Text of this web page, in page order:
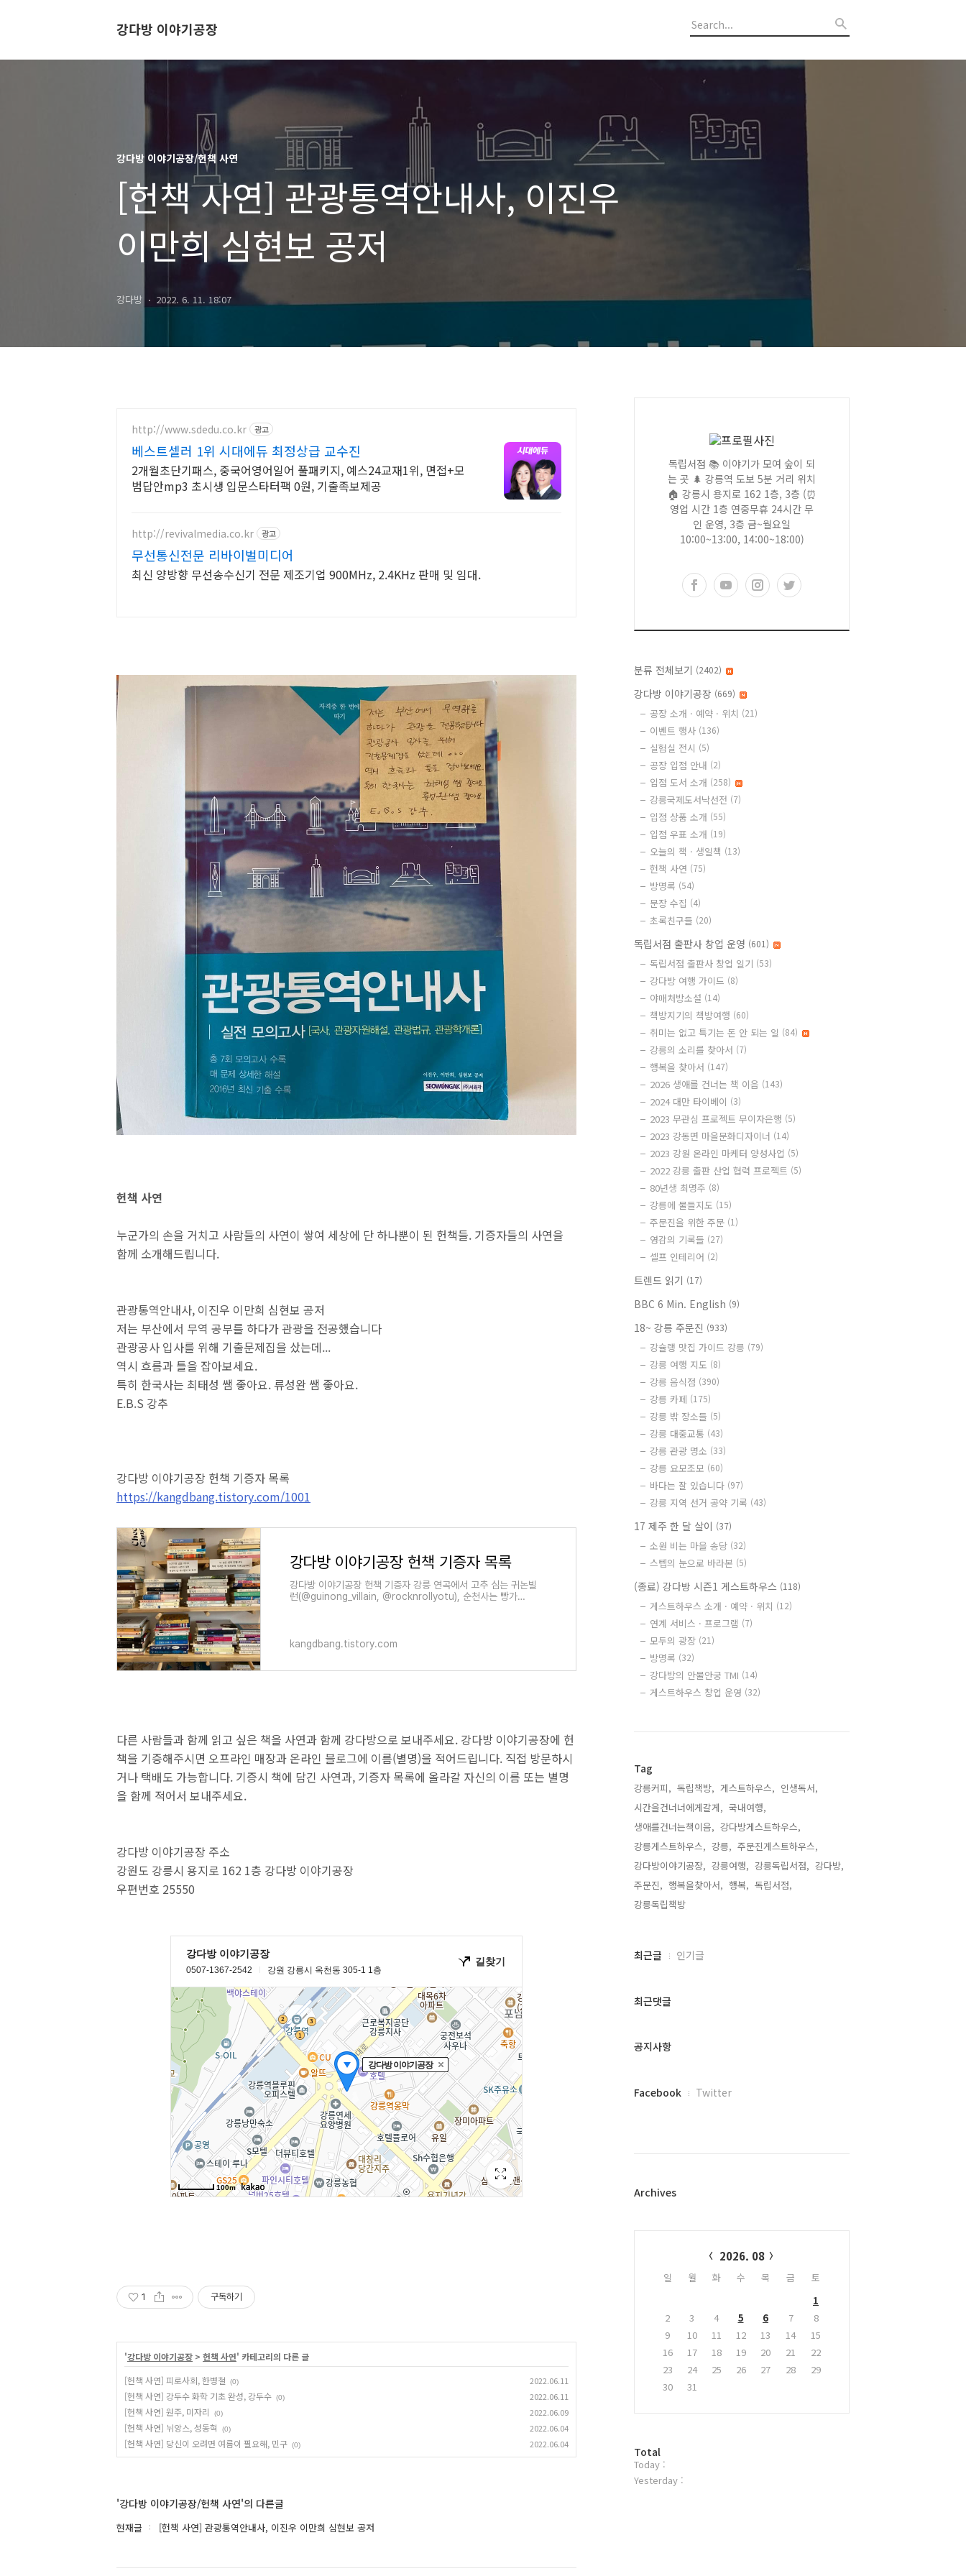
강다방 이야기공장
강다방 이야기공장/헌책 사연
[헌책 사연] 관광통역안내사, 이진우
이만희 심현보 공저
강다방 2022. 6. 11. 18:07
http://www.sdedu.co.kr 광고
베스트셀러 1위 시대에듀 최정상급 교수진
2개월초단기패스, 중국어영어일어 풀패키지, 예스24교재1위, 면접+모
범답안mp3 초시생 입문스타터팩 0원, 기출족보제공
http://revivalmedia.co.kr 광고
무선통신전문 리바이벌미디어
최신 양방향 무선송수신기 전문 제조기업 900MHz, 2.4KHz 판매 및 임대.
헌책 사연
누군가의 손을 거치고 사람들의 사연이 쌓여 세상에 단 하나뿐이 된 헌책들. 기증자들의 사연을
함께 소개해드립니다.
관광통역안내사, 이진우 이만희 심현보 공저
저는 부산에서 무역 공부를 하다가 관광을 전공했습니다
관광공사 입사를 위해 기출문제집을 샀는데...
역시 흐름과 틀을 잡아보세요.
특히 한국사는 최태성 쌤 좋아요. 류성완 쌤 좋아요.
E.B.S 강추
강다방 이야기공장 헌책 기증자 목록
https://kangdbang.tistory.com/1001
강다방 이야기공장 헌책 기증자 목록
강다방 이야기공장 헌책 기증자 강릉 연곡에서 고추 심는 귀논빌
런(@guinong_villain, @rocknrollyotu), 순천사는 빵가
kangdbang.tistory.com
다른 사람들과 함께 읽고 싶은 책을 사연과 함께 강다방으로 보내주세요. 강다방 이야기공장에 헌
책을 기증해주시면 오프라인 매장과 온라인 블로그에 이름(별명)을 적어드립니다. 직접 방문하시
거나 택배도 가능합니다. 기증시 책에 담긴 사연과, 기증자 목록에 올라갈 자신의 이름 또는 별명
을 함께 적어서 보내주세요.
강다방 이야기공장 주소
강원도 강릉시 용지로 162 1층 강다방 이야기공장
우편번호 25550
1 구독하기
'강다방 이야기공장 > 헌책 사연' 카테고리의 다른 글
[헌책 사연] 피로사회, 한병철
(0) 2022.06.11
[헌책 사연] 강두수 화학 기초 완성, 강두수 (0) 2022.06.11
[헌책 사연] 원주, 미자리 (0) 2022.06.09
[헌책 사연] 뉘앙스, 성동혁 (0) 2022.06.04
[헌책 사연] 당신이 오려면 여름이 필요해, 민구 (0) 2022.06.04
'강다방 이야기공장/헌책 사연'의 다른글
현재글 [헌책 사연] 관광통역안내사, 이진우 이만희 심현보 공저
독립서점 📚 이야기가 모여 숲이 되
는 곳 🌲 강릉역 도보 5분 거리 위치
🏠 강릉시 용지로 162 1층, 3층 (⏰
영업 시간 1층 연중무휴 24시간 무
인 운영, 3층 금~월요일
10:00~13:00, 14:00~18:00)
분류 전체보기 (2402)
강다방 이야기공장 (669)
공장 소개 · 예약 · 위치 (21)
이벤트 행사 (136)
실험실 전시 (5)
공장 입점 안내 (2)
입점 도서 소개 (258)
강릉국제도서낙선전 (7)
입점 상품 소개 (55)
입점 우표 소개 (19)
오늘의 책 · 생일책 (13)
헌책 사연 (75)
방명록 (54)
문장 수집 (4)
초록친구들 (20)
독립서점 출판사 창업 운영 (601)
독립서점 출판사 창업 일기 (53)
강다방 여행 가이드 (8)
야매처방소설 (14)
책방지기의 책방여행 (60)
취미는 없고 특기는 돈 안 되는 일 (84)
강릉의 소리를 찾아서 (7)
행복을 찾아서 (147)
2026 생애를 건너는 책 이음 (143)
2024 대만 타이베이 (3)
2023 무관심 프로젝트 무이자은행 (5)
2023 강동면 마을문화디자이너 (14)
2023 강원 온라인 마케터 양성사업 (5)
2022 강릉 출판 산업 협력 프로젝트 (5)
80년생 최명주 (8)
강릉에 물들지도 (15)
주문진을 위한 주문 (1)
영감의 기록들 (27)
셀프 인테리어 (2)
트렌드 읽기 (17)
BBC 6 Min. English (9)
18~ 강릉 주문진 (933)
강슐랭 맛집 가이드 강릉 (79)
강릉 여행 지도 (8)
강릉 음식점 (390)
강릉 카페 (175)
강릉 밖 장소들 (5)
강릉 대중교통 (43)
강릉 관광 명소 (33)
강릉 요모조모 (60)
바다는 잘 있습니다 (97)
강릉 지역 선거 공약 기록 (43)
17 제주 한 달 살이 (37)
소원 비는 마을 송당 (32)
스텝의 눈으로 바라본 (5)
(종료) 강다방 시즌1 게스트하우스 (118)
게스트하우스 소개 · 예약 · 위치 (12)
연계 서비스 · 프로그램 (7)
모두의 광장 (21)
방명록 (32)
강다방의 안물안궁 TMI (14)
게스트하우스 창업 운영 (32)
Tag
강릉커피, 독립책방, 게스트하우스, 인생독서,
시간을건너너에게갈게, 국내여행,
생애를건너는책이음, 강다방게스트하우스,
강릉게스트하우스, 강릉, 주문진게스트하우스,
강다방이야기공장, 강릉여행, 강릉독립서점, 강다방,
주문진, 행복을찾아서, 행복, 독립서점,
강릉독립책방,
최
과
글
최근글 인기글
최근댓글
공지사항
페
플
Facebook Twitter
Archives
2026. 08
일 월 화 수 목 금
토
1
2
3 4 5 6 7
8
9
10 11 12 13 14
15
16
17 18 19 20 21
22
23
24 25 26 27 28
29
30
31
방
문
자
Total
Today :
Yesterday :